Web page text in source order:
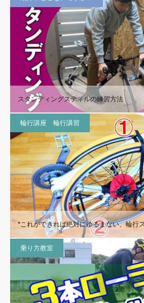
スタンディングスティルの練習方法
輪行講座 輪行講習
*これができれば絶対にゆるまない、輪行
乗り方教室